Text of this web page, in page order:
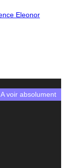
A voir absolument